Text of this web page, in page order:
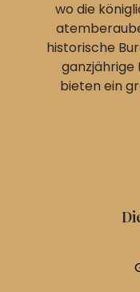
wo die
historische
bieten ein